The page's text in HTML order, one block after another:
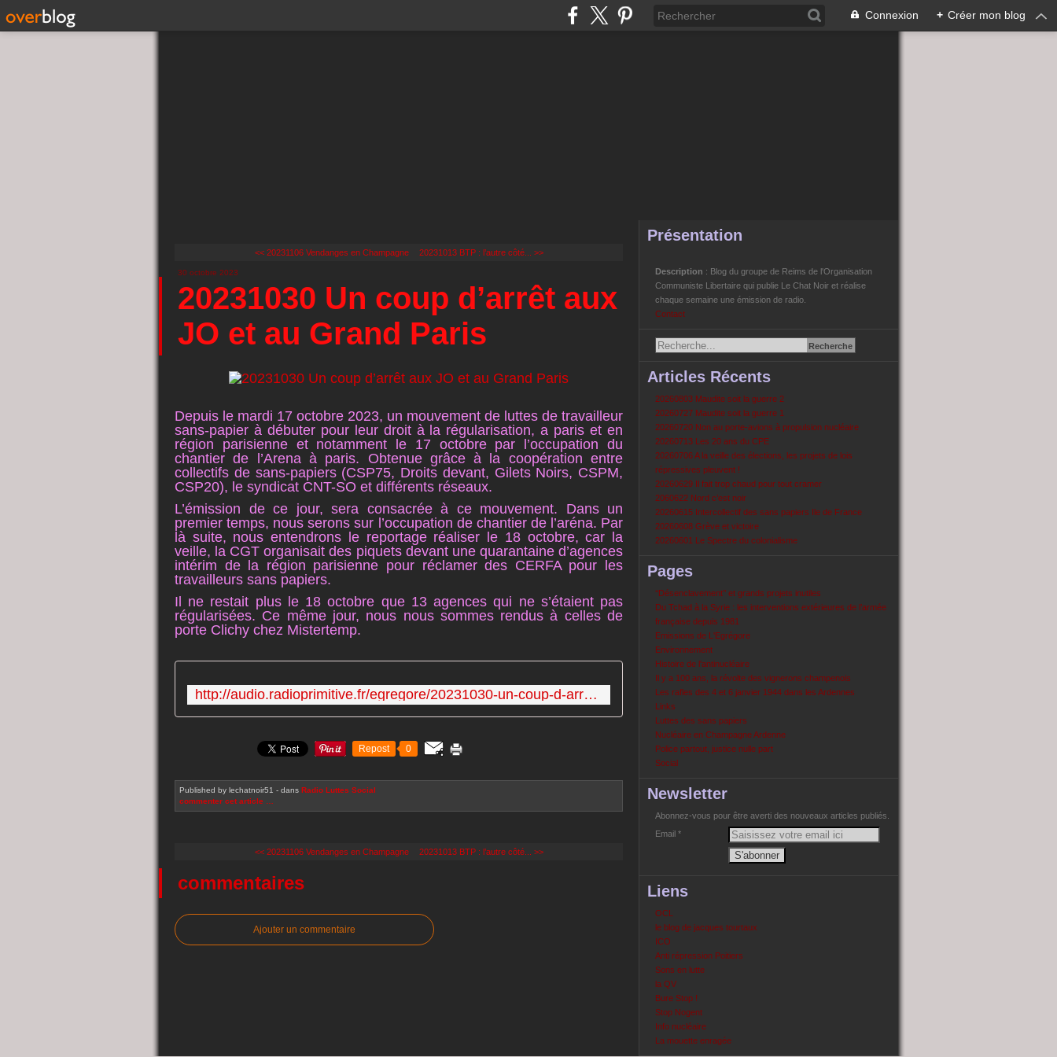
Connexion + Créer mon blog
<< 20231106 Vendanges en Champagne 20231013 BTP : l’autre côté... >>
30 octobre 2023
20231030 Un coup d’arrêt aux
JO et au Grand Paris
Depuis le mardi 17 octobre 2023, un mouvement de luttes de travailleur
sans-papier à débuter pour leur droit à la régularisation, a paris et en
région parisienne et notamment le 17 octobre par l’occupation du
chantier de l’Arena à paris. Obtenue grâce à la coopération entre
collectifs de sans-papiers (CSP75, Droits devant, Gilets Noirs, CSPM,
CSP20), le syndicat CNT-SO et différents réseaux.
L’émission de ce jour, sera consacrée à ce mouvement. Dans un
premier temps, nous serons sur l’occupation de chantier de l’aréna. Par
là suite, nous entendrons le reportage réaliser le 18 octobre, car la
veille, la CGT organisait des piquets devant une quarantaine d’agences
intérim de la région parisienne pour réclamer des CERFA pour les
travailleurs sans papiers.
Il ne restait plus le 18 octobre que 13 agences qui ne s’étaient pas
régularisées. Ce même jour, nous nous sommes rendus à celles de
porte Clichy chez Mistertemp.
http://audio.radioprimitive.fr/egregore/20231030-un-coup-d-arret-aux-jo-et-au-grand-paris.mp3
Repost 0
Published by lechatnoir51 - dans Radio Luttes Social
commenter cet article
<< 20231106 Vendanges en Champagne 20231013 BTP : l’autre côté... >>
commentaires
Ajouter un commentaire
Présentation
Description : Blog du groupe de Reims de l'Organisation
Communiste Libertaire qui publie Le Chat Noir et réalise
chaque semaine une émission de radio.
Contact
Articles Récents
20260803 Maudite soit la guerre 2
20260727 Maudite soit la guerre 1
20260720 Non au porte-avions à propulsion nucléaire
20260713 Les 20 ans du CPE
20260706 A la veille des élections, les projets de lois
répressives pleuvent !
20260629 Il fait trop chaud pour tout cramer
2060622 Nord c’est noir
20260615 Intercollectif des sans papiers Ile de France
20260608 Grève et victoire
20260601 Le Spectre du colonialisme
Pages
‘‘Désenclavement’’ et grands projets inutiles
Du Tchad à la Syrie : les interventions extérieures de l’armée
française depuis 1981
Emissions de L'Egrégore
Environnement
Histoire de l'antinucléaire
Il y a 100 ans, la révolte des vignerons champenois
Les rafles des 4 et 6 janvier 1944 dans les Ardennes
Links
Luttes des sans papiers
Nucléaire en Champagne Ardenne
Police partout, justice nulle part
Social
Newsletter
Abonnez-vous pour être averti des nouveaux articles publiés.
Email
Liens
OCL
le blog de jacques tourtaux
ICO
Anti répression Poitiers
Sons en lutte
la QV
Bure Stop !
Stop Nogent
Info nucléaire
La mouette enragée